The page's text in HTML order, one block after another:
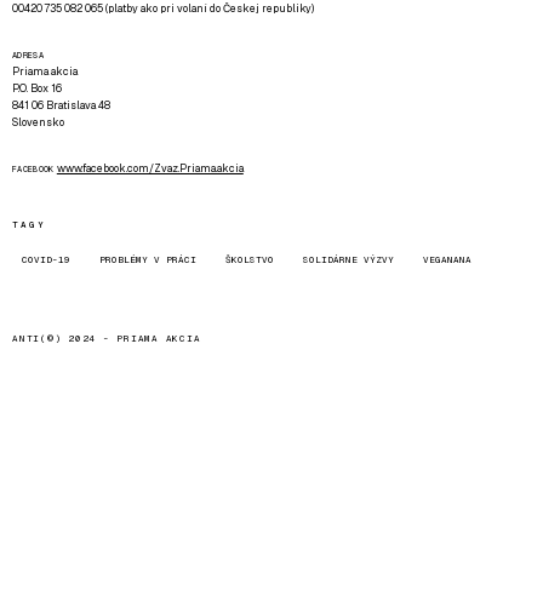
00420 735 082 065 (platby ako pri volaní do Českej republiky)
ADRESA
Priama akcia
P.O. Box 16
841 06 Bratislava 48
Slovensko
FACEBOOK www.facebook.com/Zvaz.Priama.akcia
TAGY
COVID-19 PROBLÉMY V PRÁCI ŠKOLSTVO SOLIDÁRNE VÝZVY VEGANANA
ANTI(©) 2024 - PRIAMA AKCIA